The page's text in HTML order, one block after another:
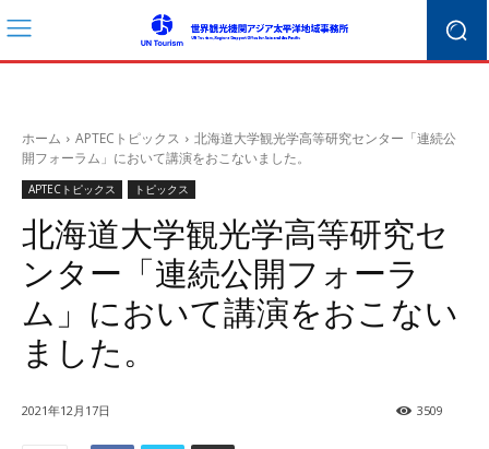
ホーム APTECトピックス
北海道大学観光学高等研究センター「連続公
開フォーラム」において講演をおこないました。
APTECトピックス トピックス
北海道大学観光学高等研究セ
ンター「連続公開フォーラ
ム」において講演をおこない
ました。
2021年12月17日 3509